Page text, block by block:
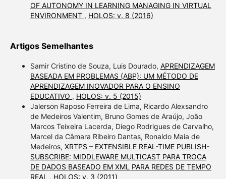
OF AUTONOMY IN LEARNING MANAGING IN VIRTUAL
ENVIRONMENT , HOLOS: v. 8 (2016)
Artigos Semelhantes
Samir Cristino de Souza, Luis Dourado, APRENDIZAGEM
BASEADA EM PROBLEMAS (ABP): UM MÉTODO DE
APRENDIZAGEM INOVADOR PARA O ENSINO
EDUCATIVO , HOLOS: v. 5 (2015)
Jalerson Raposo Ferreira de Lima, Ricardo Alexsandro
de Medeiros Valentim, Bruno Gomes de Araújo, João
Marcos Teixeira Lacerda, Diego Rodrigues de Carvalho,
Marcel da Câmara Ribeiro Dantas, Ronaldo Maia de
Medeiros, XRTPS – EXTENSIBLE REAL-TIME PUBLISH-
SUBSCRIBE: MIDDLEWARE MULTICAST PARA TROCA
DE DADOS BASEADO EM XML PARA REDES DE TEMPO
REAL , HOLOS: v. 3 (2011)